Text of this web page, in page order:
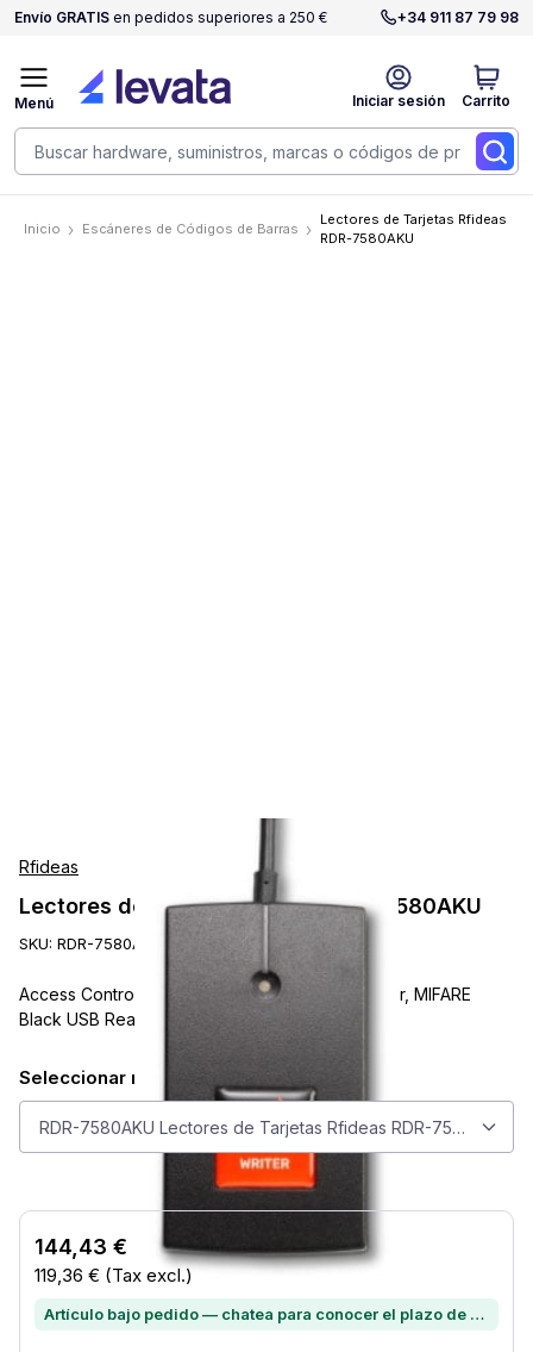
Envío GRATIS en pedidos superiores a 250 € +34 911 87 79 98
Iniciar sesión Carrito
Menú
Inicio Escáneres de Códigos de Barras
Lectores de Tarjetas Rfideas
RDR-7580AKU
Rfideas
Lectores de Tarjetas Rfideas RDR-7580AKU
SKU: RDR-7580AKU
Access Control Readers, rf IDEAS WAVE ID Writer, MIFARE
Black USB Reader
Seleccionar modelo
RDR-7580AKU Lectores de Tarjetas Rfideas RDR-7580AKU
144,43 €
119,36 € (Tax excl.)
Artículo bajo pedido — chatea para conocer el plazo de entrega